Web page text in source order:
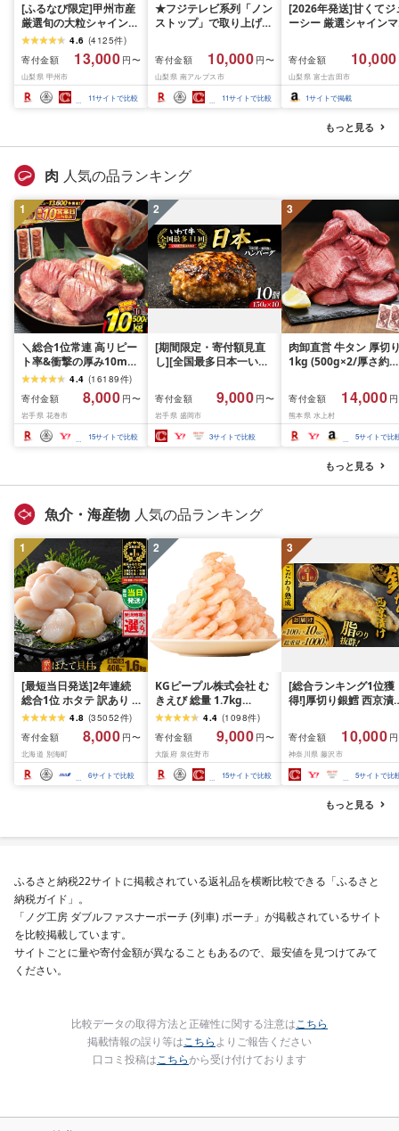
[ふるなび限定]甲州市産
厳選旬の大粒シャインマ
スカット 約1.3kg 2〜3
房[2026年発送]
(MG)B12-472 FN-
Limited-VO シャインマ
スカット フルーツ
4.6 (4125件)
寄付金額
13,000 円〜
山梨県 甲州市
11サイトで比較
★フジテレビ系列「ノン
ストップ」で取り上げら
先行予約]南アルプス市
産シャインマスカット
1.2kg以上(2〜3房)ふる
さと納税 おすすめ 山梨
県 南アルプス市 送料無
寄付金額 10,000 円〜
山梨県 南アルプス市
11サイトで比較
[2026年発送]甘くてジ
ーシー 厳選シャインマ
月前半(1〜15日)から
月下旬までの発送) フ
ーツ ぶどう 果物 山梨
産 2026 旬 大粒 高級
寄付金額 10,000
山梨県 富士吉田市
1サイトで掲載
もっと見る
肉 人気の品ランキング
1
＼総合1位常連 高リピー
ト率&衝撃の厚み10mm
厚切り牛タン 塩味/ ≪ス
ピード発送!!10営業日以
内発送≫ 選べる内容量
500g / 1kg 定期便 毎月
届く 牛肉 肉 BBQ ふるさ
と 人気 ランキング 岩手
4.4 (16189件)
寄付金額
8,000 円〜
岩手県 花巻市
15サイトで比較
2
[期間限定・寄付額見直
し][全国最多日本一いわ
1.5kg(150g×10個) いわ
て牛 × 岩中豚 ハンバー
グ 合挽き 合い挽き 黒毛
和牛 人気 冷凍 個包装 小
分け 冷凍 牛肉 豚肉 和牛
お弁当 hannba-gu ラン
手県 盛岡市 東北 岩手 盛
寄付金額 9,000 円〜
岩手県 盛岡市
3サイトで比較
3
肉卸直営 牛タン 厚切
1kg (500g×2/厚さ約
牛肉 焼肉 冷凍 スライ
業務用 バーベキュー
BBQ おつまみ ギフト
祝い お中元 夏ギフト
寄付金額 14,000
熊本県 水上村
5サイトで比
もっと見る
魚介・海産物 人気の品ランキング
1
[最短当日発送]2年連続
総合1位 ホタテ 訳あり (
ふるさと納税 ほたて ふ
るさと納税 訳あり 帆立
ふるさと わけあり ホタ
テ貝柱 貝 人気 不揃い 刺
身 規格外 魚介 ランキン
グ 海鮮 冷凍 発送時期が
4.8 (35052件)
寄付金額
8,000 円〜
北海道 別海町
6サイトで比較
2
KGピープル株式会社 む
きえび 総量 1.7kg
(850g×2P) 特大 5Lサイ
ズ バナメイエビ バラ凍
結 下処理不要 サイズ不
揃い 訳あり
4.4 (1098件)
寄付金額
9,000 円〜
大阪府 泉佐野市
15サイトで比較
3
[総合ランキング1位獲
得!]厚切り銀鱈 西京漬
約 1,000g (約 100g ×
切) 西京味噌 西京みそ
噌漬け みそ 味噌 鮮魚
介 銀だら 銀ダラ ギン
ラ ぎんだら 鱈 タラ 魚
西京焼き 西京漬 西京
き 冷凍 厳選 鮮魚 漬け
礼品 おかず おつまみ
南 藤沢
寄付金額 10,000
神奈川県 藤沢市
5サイトで比
もっと見る
ふるさと納税22サイトに掲載されている返礼品を横断比較できる「ふるさと
納税ガイド」。
「ノグ工房 ダブルファスナーポーチ (列車) ポーチ」が掲載されているサイト
を比較掲載しています。
サイトごとに量や寄付金額が異なることもあるので、最安値を見つけてみて
ください。
比較データの取得方法と正確性に関する注意はこちら
掲載情報の誤り等はこちらよりご報告ください
口コミ投稿はこちらから受け付けております